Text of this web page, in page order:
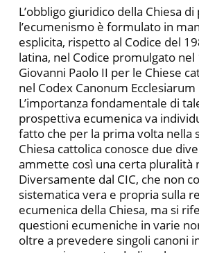
L’obbligo giuridico della Chiesa
l’ecumenismo è formulato in
esplicita, rispetto al Codice del
latina, nel Codice promulgato nel
Giovanni Paolo II per le Chiese
nel Codex Canonum
L’importanza fondamentale di
prospettiva ecumenica va
fatto che per la prima volta nella
Chiesa cattolica conosce due
ammette così una certa pluralità
Diversamente dal CIC, che non
sistematica vera e propria sulla
ecumenica della Chiesa, ma si
questioni ecumeniche in varie
oltre a prevedere singoli canoni